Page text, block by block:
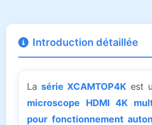
Introduction détaillée
Lasérie XCAMTOP4K est
microscope HDMI 4K
pour fonctionnement